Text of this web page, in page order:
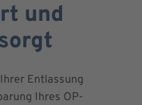
und
Entlassung
Ihres OP-